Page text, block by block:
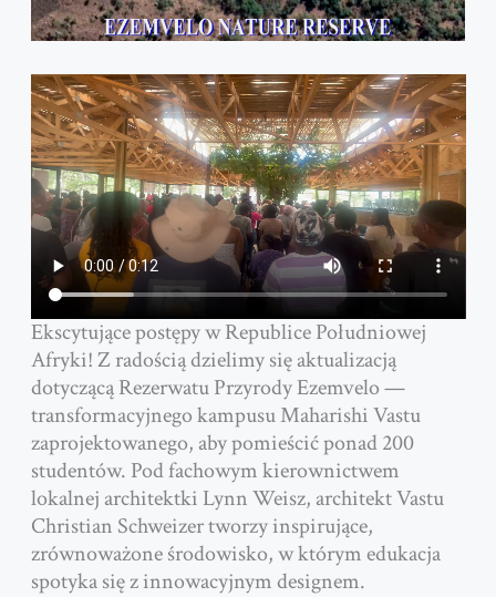
Ekscytujące postępy w Republice Południowej
Afryki! Z radością dzielimy się aktualizacją
dotyczącą Rezerwatu Przyrody Ezemvelo —
transformacyjnego kampusu Maharishi Vastu
zaprojektowanego, aby pomieścić ponad 200
studentów. Pod fachowym kierownictwem
lokalnej architektki Lynn Weisz, architekt Vastu
Christian Schweizer tworzy inspirujące,
zrównoważone środowisko, w którym edukacja
spotyka się z innowacyjnym designem.